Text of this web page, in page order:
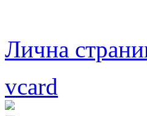
Лична
vcard